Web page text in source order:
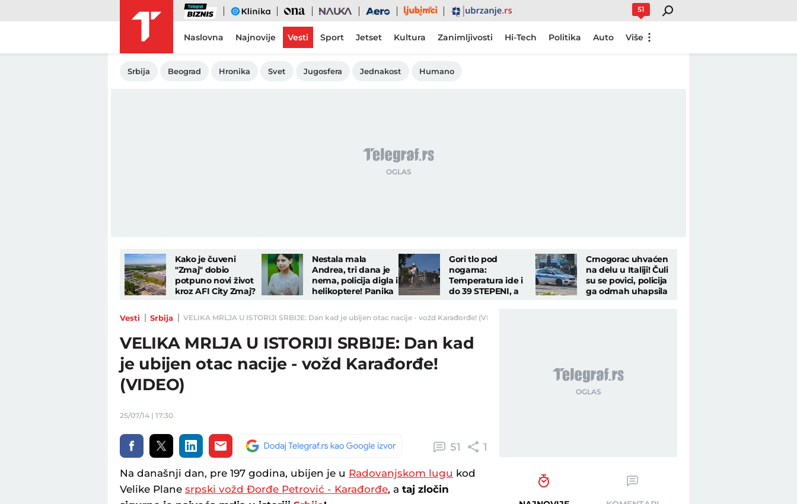
Biznis eKlinika Ona Nauka Aero Ljubimci Ubrzanje 51
Naslovna Najnovije Vesti Sport Jetset Kultura Zanimljivosti Hi-Tech Politika Auto Više
Srbija Beograd Hronika Svet Jugosfera Jednakost Humano
Kako je čuveni
"Zmaj" dobio
potpuno novi život
kroz AFI City Zmaj?
Nestala mala
Andrea, tri dana je
nema, policija digla i
helikoptere! Panika
deteta ni traga
Gori tlo pod
nogama:
Temperatura ide i
do 39 STEPENI, a
upozorenje zbog
nove opasnosti
Crnogorac uhvaćen
na delu u Italiji! Čuli
su se povici, policija
ga odmah uhapsila
Vesti Srbija VELIKA MRLJA U ISTORIJI SRBIJE: Dan kad je ubijen otac nacije - vožd Karađorđe! (VIDEO) - Telegraf.rs
VELIKA MRLJA U ISTORIJI SRBIJE: Dan kad
je ubijen otac nacije - vožd Karađorđe!
(VIDEO)
25/07/14 | 17:30
51 1
Na današnji dan, pre 197 godina, ubijen je u Radovanjskom lugu kod
Velike Plane srpski vožd Đorđe Petrović - Karađorđe, a taj zločin